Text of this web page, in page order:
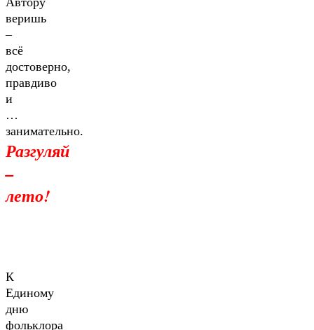
веришь
–
всё
достоверно,
правдиво
и
…
занимательно.
Разгуляй
–
лето!
К
Единому
дню
фольклора